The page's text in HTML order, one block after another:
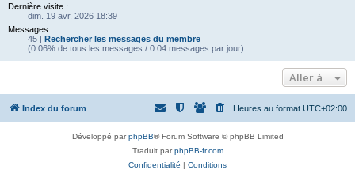
Dernière visite :
dim. 19 avr. 2026 18:39
Messages :
45 | Rechercher les messages du membre
(0.06% de tous les messages / 0.04 messages par jour)
Aller à
Index du forum Heures au format UTC+02:00
Développé parphpBB® Forum Software © phpBB Limited
Traduit parphpBB-fr.com
Confidentialité | Conditions